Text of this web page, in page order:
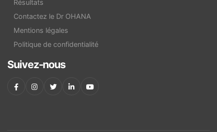
Résultats
Contactez le Dr OHANA
Mentions légales
Politique de confidentialité
Suivez-nous